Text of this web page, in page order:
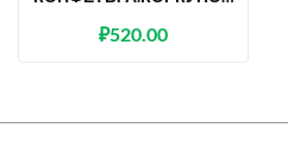
И МОЛОЧНОГО
₽520.00